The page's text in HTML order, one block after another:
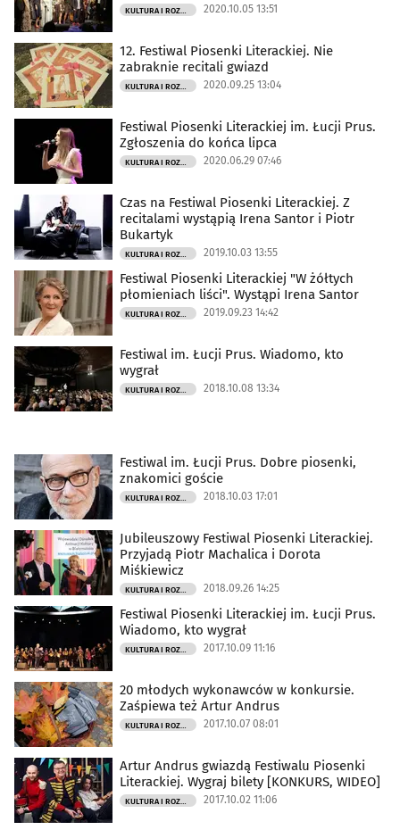
2020.10.05 13:51
12. Festiwal Piosenki Literackiej. Nie
zabraknie recitali gwiazd
2020.09.25 13:04
Festiwal Piosenki Literackiej im. Łucji Prus.
Zgłoszenia do końca lipca
2020.06.29 07:46
Czas na Festiwal Piosenki Literackiej. Z
recitalami wystąpią Irena Santor i Piotr
Bukartyk
2019.10.03 13:55
Festiwal Piosenki Literackiej "W żółtych
płomieniach liści". Wystąpi Irena Santor
2019.09.23 14:42
Festiwal im. Łucji Prus. Wiadomo, kto
wygrał
2018.10.08 13:34
Festiwal im. Łucji Prus. Dobre piosenki,
znakomici goście
2018.10.03 17:01
Jubileuszowy Festiwal Piosenki Literackiej.
Przyjadą Piotr Machalica i Dorota
Miśkiewicz
2018.09.26 14:25
Festiwal Piosenki Literackiej im. Łucji Prus.
Wiadomo, kto wygrał
2017.10.09 11:16
20 młodych wykonawców w konkursie.
Zaśpiewa też Artur Andrus
2017.10.07 08:01
Artur Andrus gwiazdą Festiwalu Piosenki
Literackiej. Wygraj bilety [KONKURS, WIDEO]
2017.10.02 11:06